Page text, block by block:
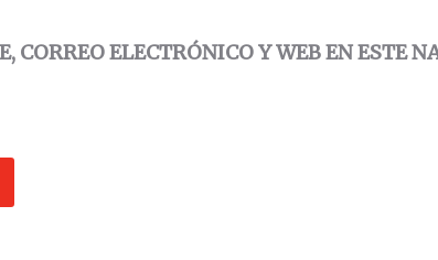
CORREO ELECTRÓNICO Y WEB EN ESTE